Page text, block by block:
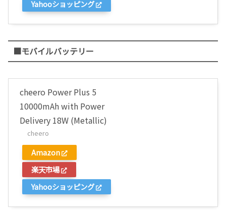
Yahooショッピング
■モバイルバッテリー
cheero Power Plus 5
10000mAh with Power
Delivery 18W (Metallic)
cheero
Amazon
楽天市場
Yahooショッピング